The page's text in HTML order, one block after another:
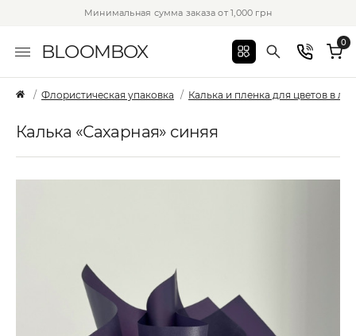
Минимальная сумма заказа от 1,000 грн
BLOOMBOX 0
Флористическая упаковка Калька и пленка для цветов в
Калька «Сахарная» синяя